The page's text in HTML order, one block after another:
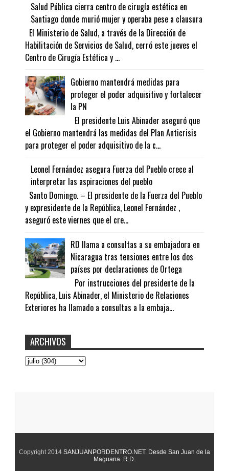
Salud Pública cierra centro de cirugía estética en
Santiago donde murió mujer y operaba pese a clausura
El Ministerio de Salud, a través de la Dirección de
Habilitación de Servicios de Salud, cerró este jueves el
Centro de Cirugía Estética y ...
Gobierno mantendrá medidas para
proteger el poder adquisitivo y fortalecer
la PN
El presidente Luis Abinader aseguró que
el Gobierno mantendrá las medidas del Plan Anticrisis
para proteger el poder adquisitivo de la c...
Leonel Fernández asegura Fuerza del Pueblo crece al
interpretar las aspiraciones del pueblo
Santo Domingo. – El presidente de la Fuerza del Pueblo
y expresidente de la República, Leonel Fernández ,
aseguró este viernes que el cre...
RD llama a consultas a su embajadora en
Nicaragua tras tensiones entre los dos
países por declaraciones de Ortega
Por instrucciones del presidente de la
República, Luis Abinader, el Ministerio de Relaciones
Exteriores ha llamado a consultas a la embaja...
ARCHIVOS
Copyright 2014 SANJUANPORDENTRO.NET. Desde San Juan de la
Maguana. R.D.